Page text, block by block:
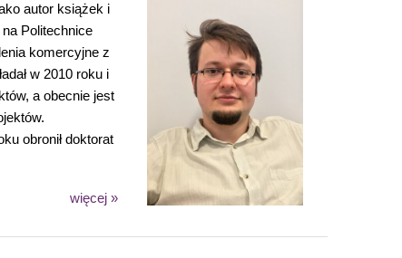
autor książek i
Politechnice
komercyjne z
w 2010 roku i
a obecnie jest
obronił doktorat
więcej »